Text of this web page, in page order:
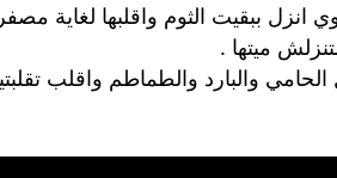
ببقيت الثوم واقلبها لغاية
ميتها .
والبارد والطماطم واقلب